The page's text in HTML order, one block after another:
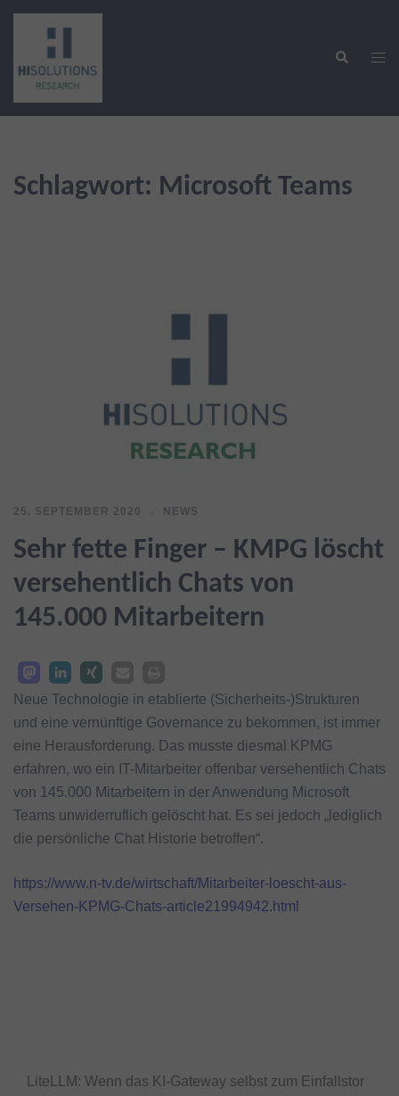
Zum
springen
Suche
Schlagwort: Microsoft Teams
25. SEPTEMBER 2020 NEWS
Sehr fette Finger – KMPG löscht
versehentlich Chats von
145.000 Mitarbeitern
Neue Technologie in etablierte (Sicherheits-)Strukturen
und eine vernünftige Governance zu bekommen, ist immer
eine Herausforderung. Das musste diesmal KPMG
erfahren, wo ein IT-Mitarbeiter offenbar versehentlich Chats
von 145.000 Mitarbeitern in der Anwendung Microsoft
Teams unwiderruflich gelöscht hat. Es sei jedoch „lediglich
die persönliche Chat Historie betroffen“.
https://www.n-tv.de/wirtschaft/Mitarbeiter-loescht-aus-
Versehen-KPMG-Chats-article21994942.html
LiteLLM: Wenn das KI-Gateway selbst zum Einfallstor